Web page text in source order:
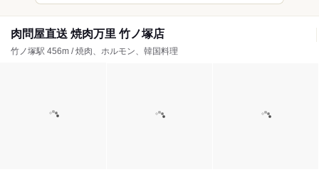
肉問屋直送 焼肉万里 竹ノ塚店
竹ノ塚駅 456m / 焼肉、ホルモン、韓国料理